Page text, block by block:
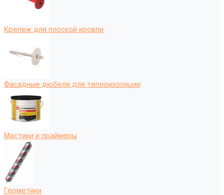
Крепеж для плоской кровли
Фасадные дюбеля для теплоизоляции
Мастики и праймеры
Герметики